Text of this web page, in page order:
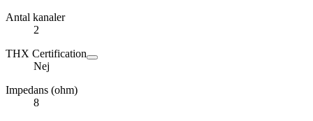
Antal kanaler
2
THX Certification
Nej
Impedans (ohm)
8